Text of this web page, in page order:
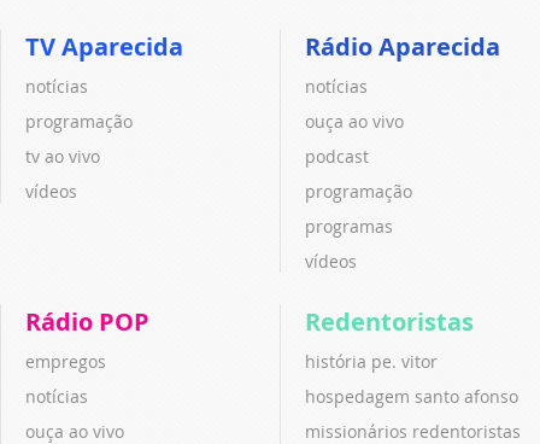
TV Aparecida
notícias
programação
tv ao vivo
vídeos
Rádio Aparecida
notícias
ouça ao vivo
podcast
programação
programas
vídeos
Rádio POP
empregos
notícias
ouça ao vivo
Redentoristas
história pe. vitor
hospedagem santo afonso
missionários redentoristas